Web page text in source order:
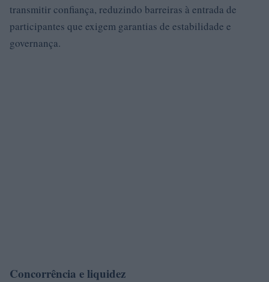
transmitir confiança, reduzindo barreiras à entrada de
participantes que exigem garantias de estabilidade e
governança.
Concorrência e liquidez